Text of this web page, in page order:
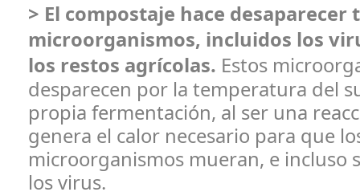
> El compostaje hace desaparecer
microorganismos, incluidos los
los restos agrícolas. Estos
desparecen por la temperatura del
propia fermentación, al ser una
genera el calor necesario para que
microorganismos mueran, e incluso
los virus.